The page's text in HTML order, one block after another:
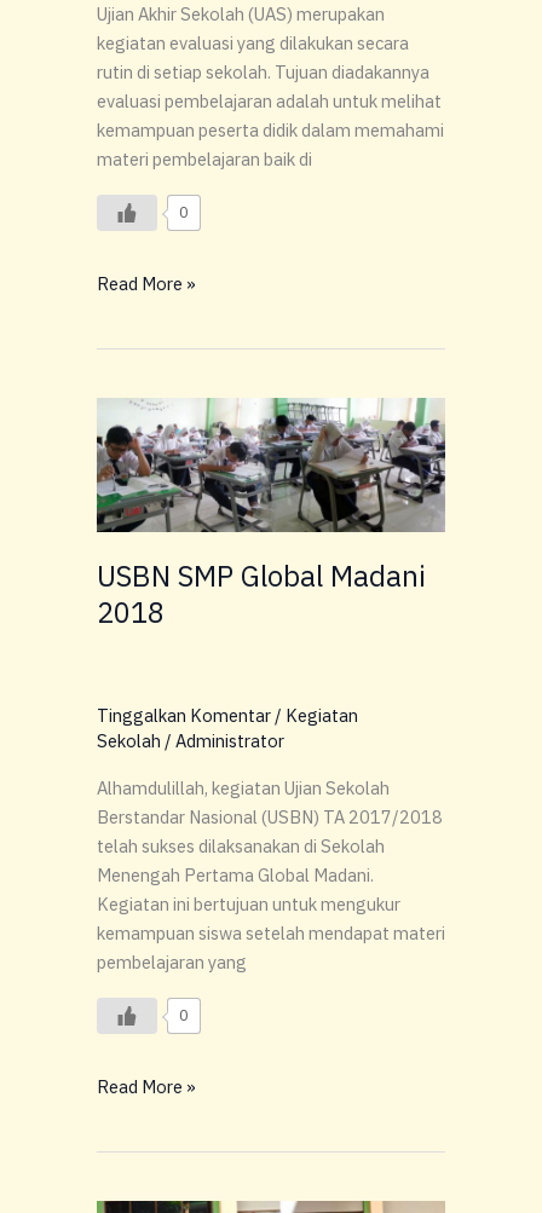
Ujian Akhir Sekolah (UAS) merupakan
kegiatan evaluasi yang dilakukan secara
rutin di setiap sekolah. Tujuan diadakannya
evaluasi pembelajaran adalah untuk melihat
kemampuan peserta didik dalam memahami
materi pembelajaran baik di
0
Read More »
USBN SMP Global Madani
2018
Tinggalkan Komentar / Kegiatan
Sekolah / Administrator
Alhamdulillah, kegiatan Ujian Sekolah
Berstandar Nasional (USBN) TA 2017/2018
telah sukses dilaksanakan di Sekolah
Menengah Pertama Global Madani.
Kegiatan ini bertujuan untuk mengukur
kemampuan siswa setelah mendapat materi
pembelajaran yang
0
USBN
SMP
Global
Madani
2018
Read More »